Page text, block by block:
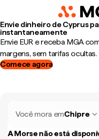
Envie dinheiro de Cyprus
instantaneamente
Envie EUR e receba MGA
margens, sem tarifas ocultas.
Comece agora
Você mora emChipre
A Morse não está